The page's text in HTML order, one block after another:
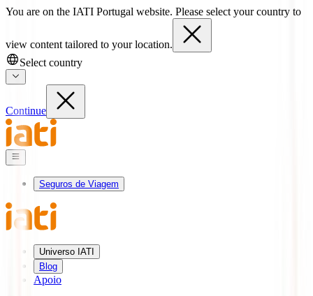
You are on the IATI Portugal website. Please select your country to
view content tailored to your location.
Select country
Continue
Seguros de Viagem
Universo IATI
Blog
Apoio